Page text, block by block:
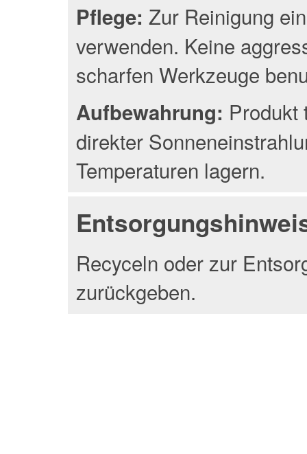
Pflege: Zur Reinigung
verwenden. Keine
scharfen Werkzeuge
Aufbewahrung: Produkt
direkter
Temperaturen lagern.
Recyceln oder zur
zurückgeben.